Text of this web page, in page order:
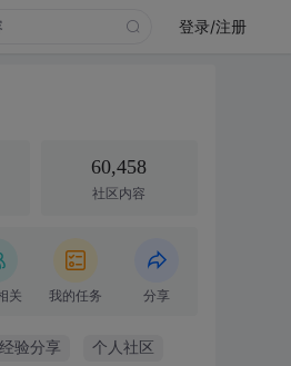
登录/注册
60,458
社区内容
关 我的任务 分享
经验分享 个人社区